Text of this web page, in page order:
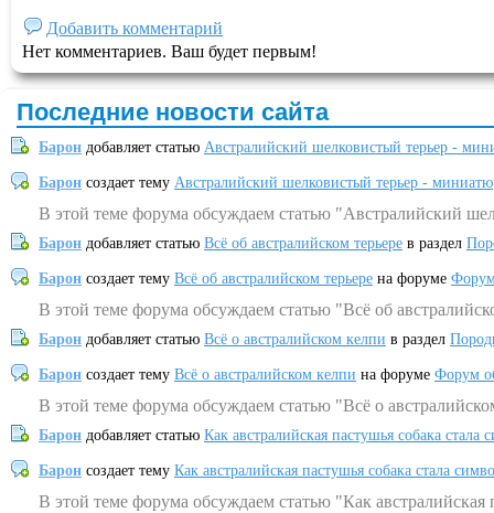
Добавить комментарий
Нет комментариев. Ваш будет первым!
Последние новости сайта
Барон добавляет статью Австралийский шелковистый терьер -
Барон создает тему Австралийский шелковистый терьер -
В этой теме форума обсуждаем статью "Австралийский
Барон добавляет статью Всё об австралийском терьере в раздел
Барон создает тему Всё об австралийском терьере на форуме
В этой теме форума обсуждаем статью "Всё об
Барон добавляет статью Всё о австралийском келпи в раздел
Барон создает тему Всё о австралийском келпи на форуме Форум
В этой теме форума обсуждаем статью "Всё о
Барон добавляет статью Как австралийская пастушья собака
Барон создает тему Как австралийская пастушья собака стала
В этой теме форума обсуждаем статью "Как